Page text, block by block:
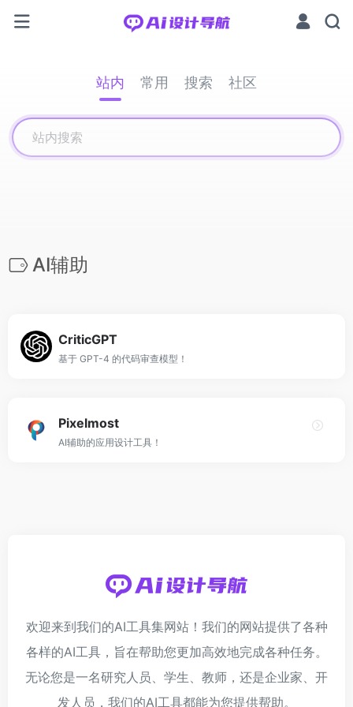
站内 常用 搜索 社区
AI辅助
CriticGPT
基于 GPT-4 的代码审查模型！
Pixelmost
AI辅助的应用设计工具！
欢迎来到我们的AI工具集网站！我们的网站提供了各种
各样的AI工具，旨在帮助您更加高效地完成各种任务。
无论您是一名研究人员、学生、教师，还是企业家、开
发人员，我们的AI工具都能为您提供帮助。